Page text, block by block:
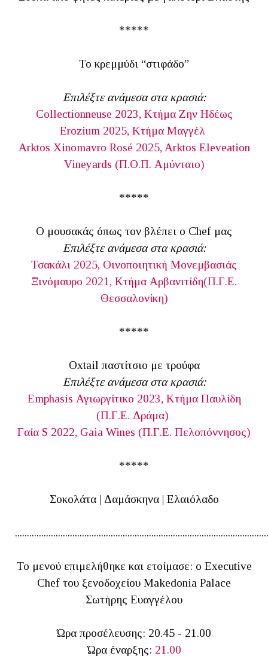
*****
Το κρεμμύδι “στιφάδο”
Επιλέξτε ανάμεσα στα κρασιά:
Collectionneuse 2023, Κτήμα Ζην Ηδέως
Erozium 2025, Κτήμα Μαγγέλ
Arktos Xinomavro Rosé 2025, Arktos Eleveation
Vineyards (Π.Ο.Π. Αμύνταιο)
*****
Ο μουσακάς όπως τον βλέπει ο Chef μας
Επιλέξτε ανάμεσα στα κρασιά:
Τσακάλι 2025, Οινοποιητική Μονεμβασιάς
Ξινόμαυρο 2021, Κτήμα Αρβανιτίδη(Π.Γ.Ε.
Θεσσαλονίκη)
*****
Oxtail παστίτσιο με τρούφα
Επιλέξτε ανάμεσα στα κρασιά:
Emphasis Αγιωργίτικο 2023, Κτήμα Παυλίδη
(Π.Γ.Ε. Δράμα)
Γαία S 2022, Gaia Wines (Π.Γ.Ε. Πελοπόννησος)
*****
Σοκολάτα | Δαμάσκηνα | Ελαιόλαδο
Το μενού επιμελήθηκε και ετοίμασε: ο Executive
Chef του ξενοδοχείου Makedonia Palace
Σωτήρης Ευαγγέλου
Ώρα προσέλευσης: 20.45 - 21.00
Ώρα έναρξης: 21.00